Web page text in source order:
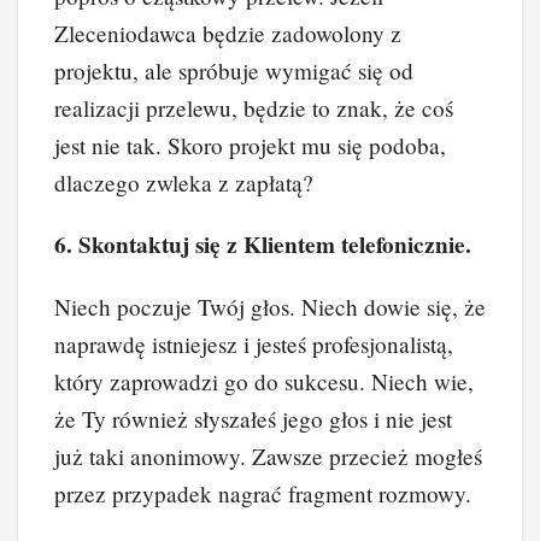
Zleceniodawca będzie zadowolony z
projektu, ale spróbuje wymigać się od
realizacji przelewu, będzie to znak, że coś
jest nie tak. Skoro projekt mu się podoba,
dlaczego zwleka z zapłatą?
6. Skontaktuj się z Klientem telefonicznie.
Niech poczuje Twój głos. Niech dowie się, że
naprawdę istniejesz i jesteś profesjonalistą,
który zaprowadzi go do sukcesu. Niech wie,
że Ty również słyszałeś jego głos i nie jest
już taki anonimowy. Zawsze przecież mogłeś
przez przypadek nagrać fragment rozmowy.